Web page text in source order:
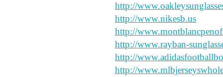
http://
http://www.nikesb.us
http://
http://www.rayban-
http://
http://